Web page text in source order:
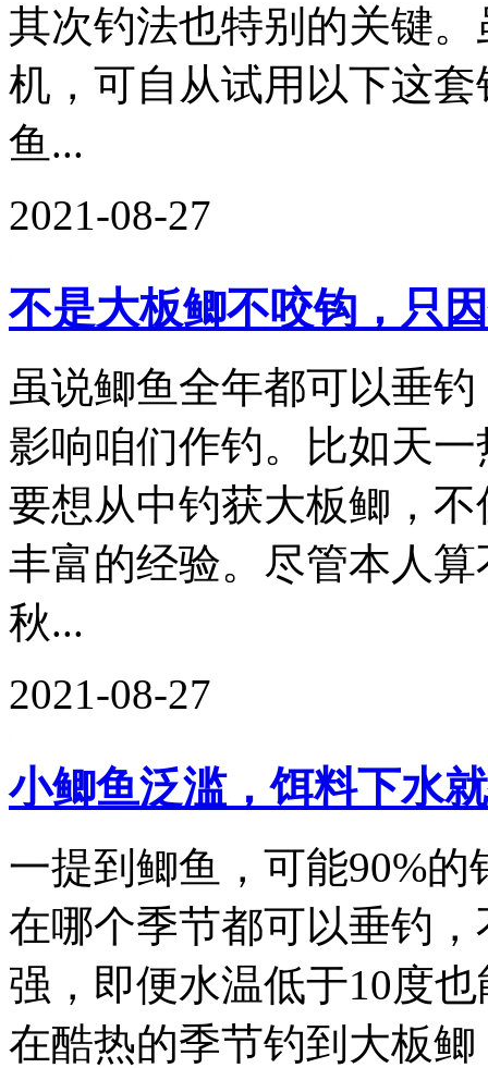
其次钓法也特别的关键
机，可自从试用以下这
鱼...
2021-08-27
不是大板鲫不咬钩，只
虽说鲫鱼全年都可以垂
影响咱们作钓。比如天
要想从中钓获大板鲫，
丰富的经验。尽管本人
秋...
2021-08-27
小鲫鱼泛滥，饵料下水
一提到鲫鱼，可能90%
在哪个季节都可以垂钓
强，即便水温低于10度
在酷热的季节钓到大板